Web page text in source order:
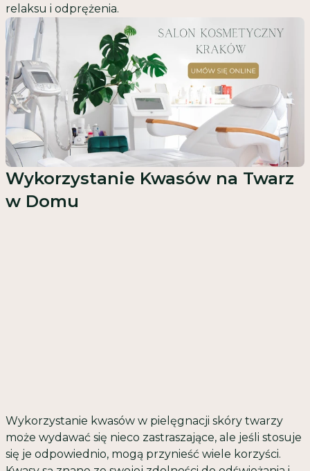
relaksu i odprężenia.
Wykorzystanie Kwasów na Twarz
w Domu
Wykorzystanie kwasów w pielęgnacji skóry twarzy
może wydawać się nieco zastraszające, ale jeśli stosuje
się je odpowiednio, mogą przynieść wiele korzyści.